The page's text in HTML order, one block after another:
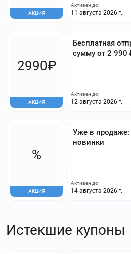
АКЦИЯ
Активен до:
11 августа 2026 г.
Бесплатная
сумму от 2 990
2990₽
АКЦИЯ
Активен до:
12 августа 2026 г.
Уже в
новинки
%
АКЦИЯ
Активен до:
14 августа 2026 г.
Истекшие купоны